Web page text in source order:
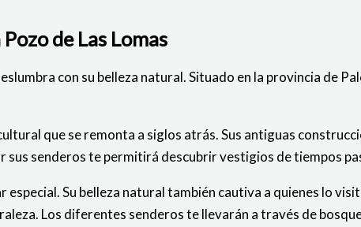
de Las Lomas
con su belleza natural. Situado en la provincia de
que se remonta a siglos atrás. Sus antiguas
senderos te permitirá descubrir vestigios de tiempos
Su belleza natural también cautiva a quienes lo
Los diferentes senderos te llevarán a través de